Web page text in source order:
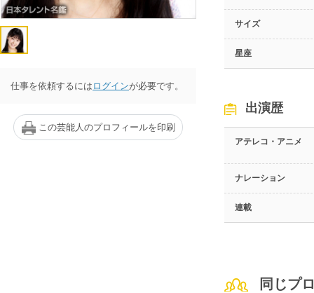
仕事を依頼するには ログインが必要です。
この芸能人のプロフィールを印刷
サイズ
星座
出演歴
アテレコ・アニメ
ナレーション
連載
同じプ